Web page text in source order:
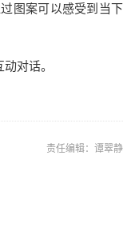
图案可以感受到当下
对话。
责任编辑：谭翠静